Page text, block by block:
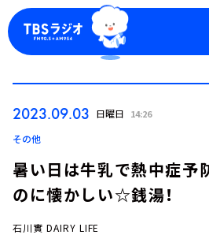
2023.09.03 日曜日 14:26
その他
暑い日は牛乳で熱中症予
のに懐かしい☆銭湯！
石川實 DAIRY LIFE